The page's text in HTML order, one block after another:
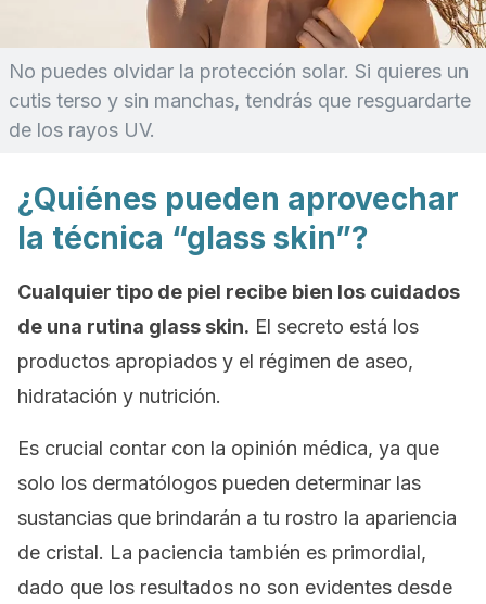
No puedes olvidar la protección solar. Si quieres un
cutis terso y sin manchas, tendrás que resguardarte
de los rayos UV.
¿Quiénes pueden aprovechar
la técnica “glass skin”?
Cualquier tipo de piel recibe bien los cuidados
de una rutina glass skin. El secreto está los
productos apropiados y el régimen de aseo,
hidratación y nutrición.
Es crucial contar con la opinión médica, ya que
solo los dermatólogos pueden determinar las
sustancias que brindarán a tu rostro la apariencia
de cristal. La paciencia también es primordial,
dado que los resultados no son evidentes desde